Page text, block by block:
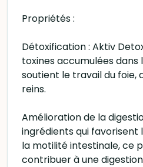
Propriétés :
Détoxification : Aktiv
toxines accumulées dans
soutient le travail du foie,
reins.
Amélioration de la
ingrédients qui favorisent
la motilité intestinale, ce
contribuer à une